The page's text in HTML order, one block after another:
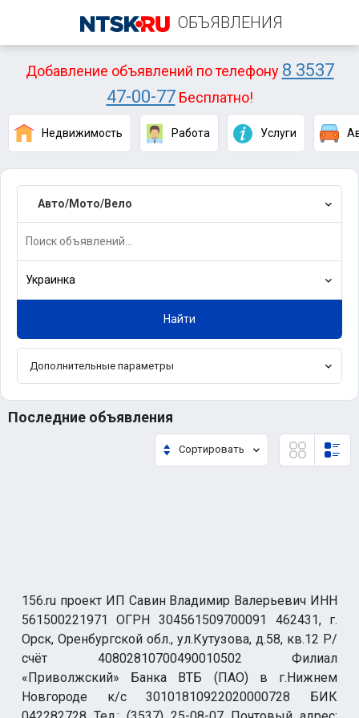
ОБЪЯВЛЕНИЯ
Добавление объявлений по телефону 8 3537
47-00-77Бесплатно!
Недвижимость Работа Услуги
Авто/Мото/Вело
Украинка
Найти
Дополнительные параметры
Последние объявления
Сортировать
156.ru проект ИП Савин Владимир Валерьевич ИНН
561500221971 ОГРН 304561509700091 462431, г.
Орск, Оренбургской обл., ул.Кутузова, д.58, кв.12 Р/
счёт 40802810700490010502 Филиал
«Приволжский» Банка ВТБ (ПАО) в г.Нижнем
Новгороде к/с 30101810922020000728 БИК